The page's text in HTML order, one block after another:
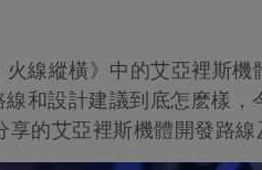
火線縱橫》中的艾亞裡斯
和設計建議到底怎麽樣，
享的艾亞裡斯機體開發路